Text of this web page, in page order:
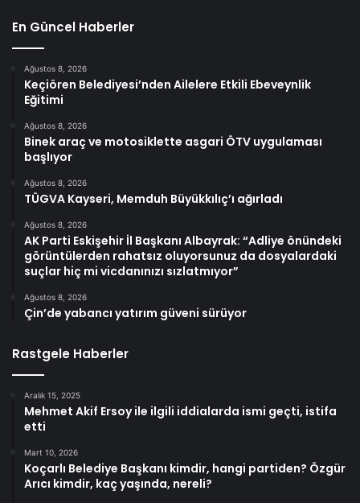
En Güncel Haberler
Ağustos 8, 2026
Keçiören Belediyesi’nden Ailelere Etkili Ebeveynlik
Eğitimi
Ağustos 8, 2026
Binek araç ve motosiklette asgari ÖTV uygulaması
başlıyor
Ağustos 8, 2026
TÜGVA Kayseri, Memduh Büyükkılıç’ı ağırladı
Ağustos 8, 2026
AK Parti Eskişehir İl Başkanı Albayrak: “Adliye önündeki
görüntülerden rahatsız oluyorsunuz da dosyalardaki
suçlar hiç mi vicdanınızı sızlatmıyor”
Ağustos 8, 2026
Çin’de yabancı yatırım güveni sürüyor
Rastgele Haberler
Aralık 15, 2025
Mehmet Akif Ersoy ile ilgili iddialarda ismi geçti, istifa
etti
Mart 10, 2026
Koçarlı Belediye Başkanı kimdir, hangi partiden? Özgür
Arıcı kimdir, kaç yaşında, nereli?